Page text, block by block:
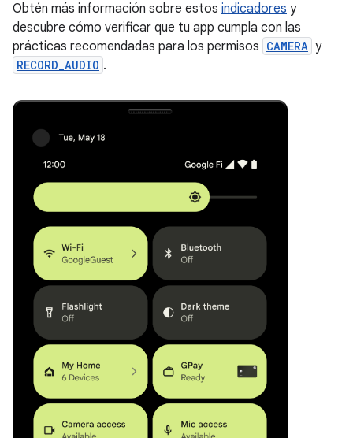
Obtén más información sobre estos indicadores y
descubre cómo verificar que tu app cumpla con las
prácticas recomendadas para los permisos CAMERA y
RECORD_AUDIO .